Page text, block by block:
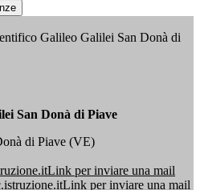
Galileo Galilei San Donà di
San Donà di Piave
di Piave (VE)
Link per inviare una mail
Link per inviare una mail